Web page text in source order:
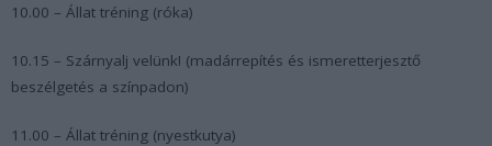
10.00 – Állat tréning (róka)
10.15 – Szárnyalj velünk! (madárrepítés és ismeretterjesztő
beszélgetés a színpadon)
11.00 – Állat tréning (nyestkutya)